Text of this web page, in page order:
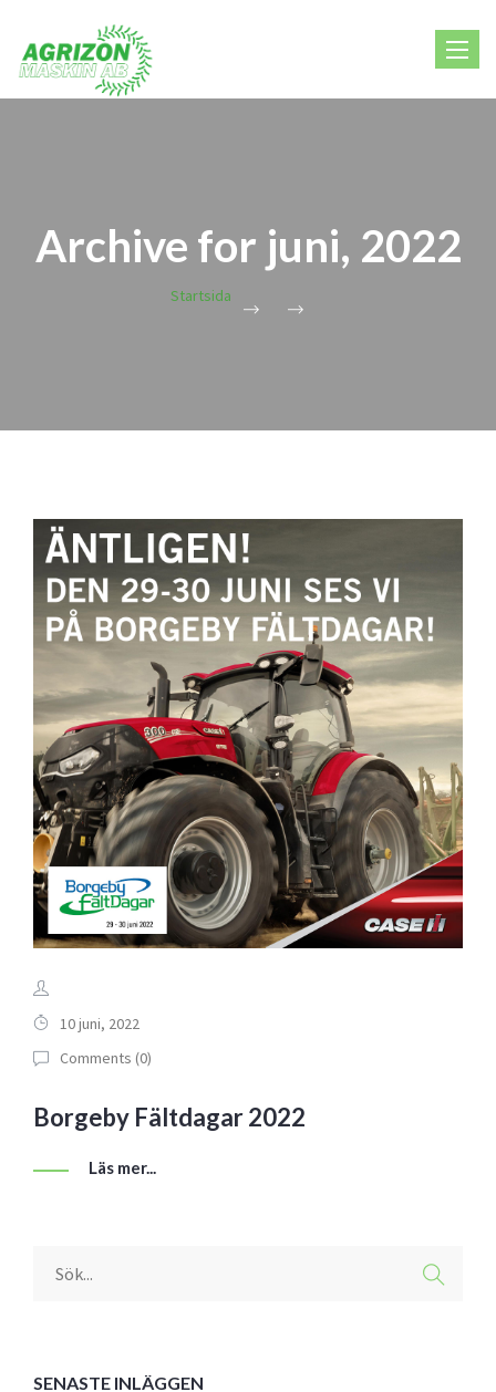
Toggle
Archive for juni, 2022
Startsida
10 juni, 2022
Comments (0)
Borgeby Fältdagar 2022
Läs mer...
SENASTE INLÄGGEN